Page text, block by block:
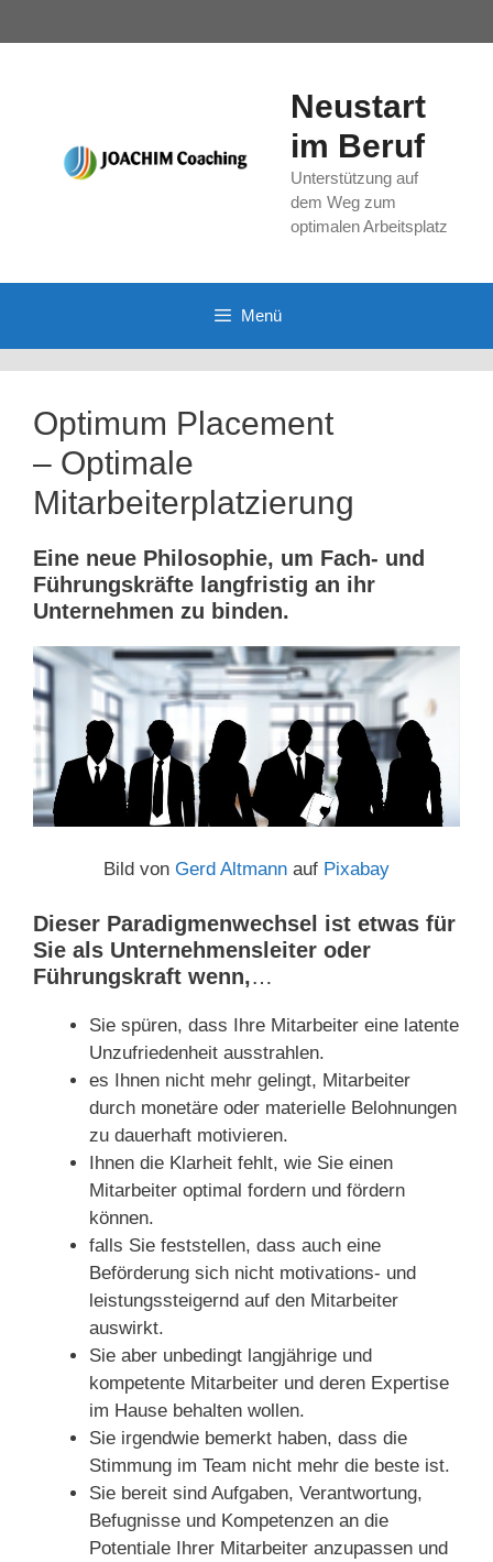
zum
Neustart
im Beruf
Unterstützung auf
dem Weg zum
optimalen Arbeitsplatz
Menü
Optimum Placement
– Optimale
Mitarbeiterplatzierung
Eine neue Philosophie, um Fach- und
Führungskräfte langfristig an ihr
Unternehmen zu binden.
Bild von Gerd Altmann auf Pixabay
Dieser Paradigmenwechsel ist etwas für
Sie als Unternehmensleiter oder
Führungskraft wenn,…
Sie spüren, dass Ihre Mitarbeiter eine latente
Unzufriedenheit ausstrahlen.
es Ihnen nicht mehr gelingt, Mitarbeiter
durch monetäre oder materielle Belohnungen
zu dauerhaft motivieren.
Ihnen die Klarheit fehlt, wie Sie einen
Mitarbeiter optimal fordern und fördern
können.
falls Sie feststellen, dass auch eine
Beförderung sich nicht motivations- und
leistungssteigernd auf den Mitarbeiter
auswirkt.
Sie aber unbedingt langjährige und
kompetente Mitarbeiter und deren Expertise
im Hause behalten wollen.
Sie irgendwie bemerkt haben, dass die
Stimmung im Team nicht mehr die beste ist.
Sie bereit sind Aufgaben, Verantwortung,
Befugnisse und Kompetenzen an die
Potentiale Ihrer Mitarbeiter anzupassen und